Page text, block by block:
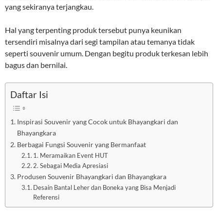
yang sekiranya terjangkau.
Hal yang terpenting produk tersebut punya keunikan
tersendiri misalnya dari segi tampilan atau temanya tidak
seperti souvenir umum. Dengan begitu produk terkesan lebih
bagus dan bernilai.
Daftar Isi
Inspirasi Souvenir yang Cocok untuk Bhayangkari dan
Bhayangkara
Berbagai Fungsi Souvenir yang Bermanfaat
1. Meramaikan Event HUT
2. Sebagai Media Apresiasi
Produsen Souvenir Bhayangkari dan Bhayangkara
Desain Bantal Leher dan Boneka yang Bisa Menjadi
Referensi